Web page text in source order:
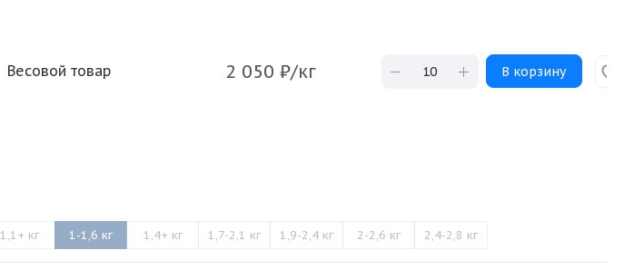
Весовой товар 2 050 ₽/кг В корзину
1,1+ кг 1-1,6 кг 1,4+ кг 1,7-2,1 кг 1,9-2,4 кг 2-2,6 кг 2,4-2,8 кг